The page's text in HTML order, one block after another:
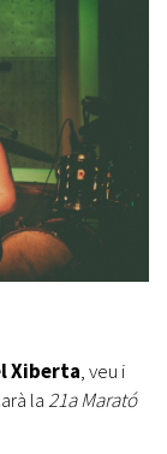
Xiberta, veu i
la21a Marató